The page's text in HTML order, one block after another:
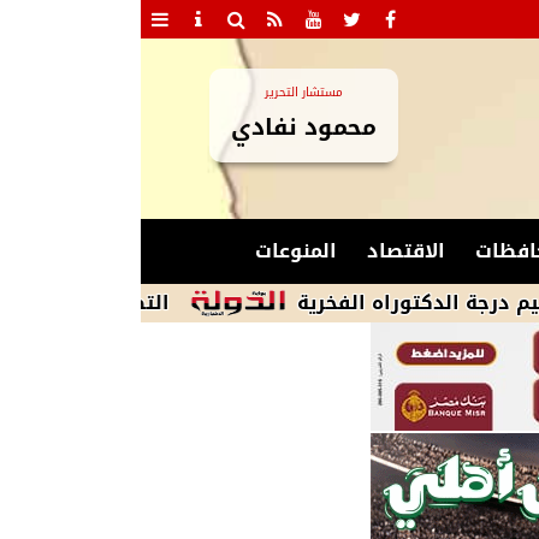
مستشار التحرير
محمود نفادي
الاقتصاد
المنوعات
التضامن :- برنامج بناء
الفخرية